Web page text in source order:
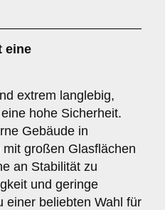
eine
extrem langlebig,
hohe Sicherheit.
Gebäude in
großen Glasflächen
an Stabilität zu
und geringe
einer beliebten Wahl für